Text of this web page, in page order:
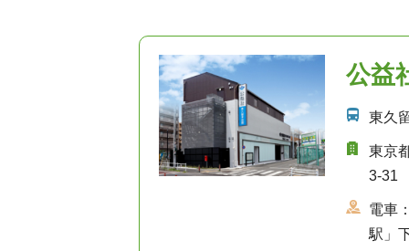
公益
東久
東京
3-31
電車
駅」